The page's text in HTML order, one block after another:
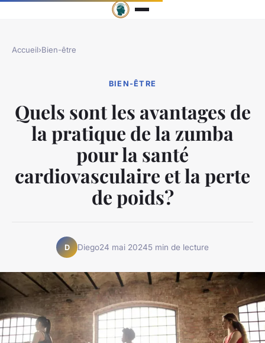
Accueil›Bien-être
BIEN-ÊTRE
Quels sont les avantages de
la pratique de la zumba
pour la santé
cardiovasculaire et la perte
de poids?
D Diego24 mai 20245 min de lecture